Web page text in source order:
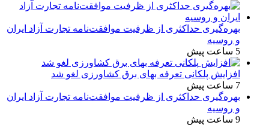
بهره‌گیری حداکثری از ظرفیت موافقت‌نامه تجارت آزاد ایران
و روسیه
5 ساعت پیش
افزایش پلکانی تعرفه بهای برق کشاورزی لغو شد
7 ساعت پیش
بهره‌گیری حداکثری از ظرفیت موافقت‌نامه تجارت آزاد ایران
و روسیه
9 ساعت پیش